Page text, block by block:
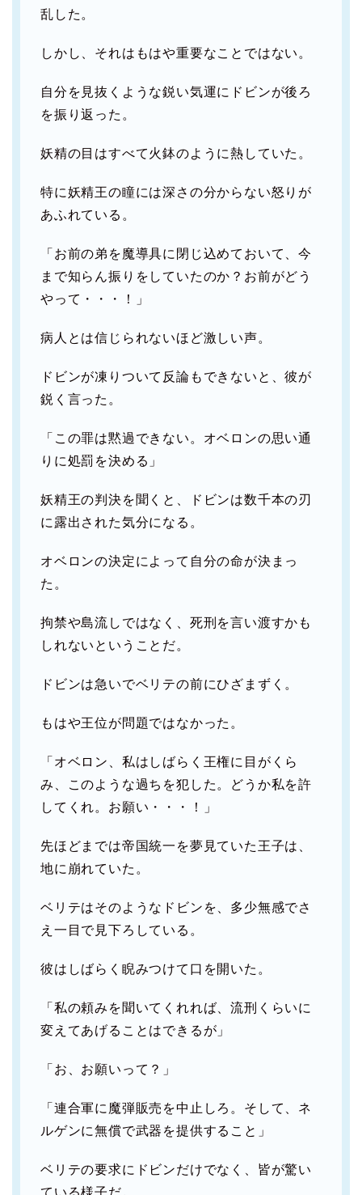
乱した。
しかし、それはもはや重要なことではない。
自分を見抜くような鋭い気運にドビンが後ろ
を振り返った。
妖精の目はすべて火鉢のように熱していた。
特に妖精王の瞳には深さの分からない怒りが
あふれている。
「お前の弟を魔導具に閉じ込めておいて、今
まで知らん振りをしていたのか？お前がどう
やって・・・！」
病人とは信じられないほど激しい声。
ドビンが凍りついて反論もできないと、彼が
鋭く言った。
「この罪は黙過できない。オベロンの思い通
りに処罰を決める」
妖精王の判決を聞くと、ドビンは数千本の刃
に露出された気分になる。
オベロンの決定によって自分の命が決まっ
た。
拘禁や島流しではなく、死刑を言い渡すかも
しれないということだ。
ドビンは急いでベリテの前にひざまずく。
もはや王位が問題ではなかった。
「オベロン、私はしばらく王権に目がくら
み、このような過ちを犯した。どうか私を許
してくれ。お願い・・・！」
先ほどまでは帝国統一を夢見ていた王子は、
地に崩れていた。
ベリテはそのようなドビンを、多少無感でさ
え一目で見下ろしている。
彼はしばらく睨みつけて口を開いた。
「私の頼みを聞いてくれれば、流刑くらいに
変えてあげることはできるが」
「お、お願いって？」
「連合軍に魔弾販売を中止しろ。そして、ネ
ルゲンに無償で武器を提供すること」
ベリテの要求にドビンだけでなく、皆が驚い